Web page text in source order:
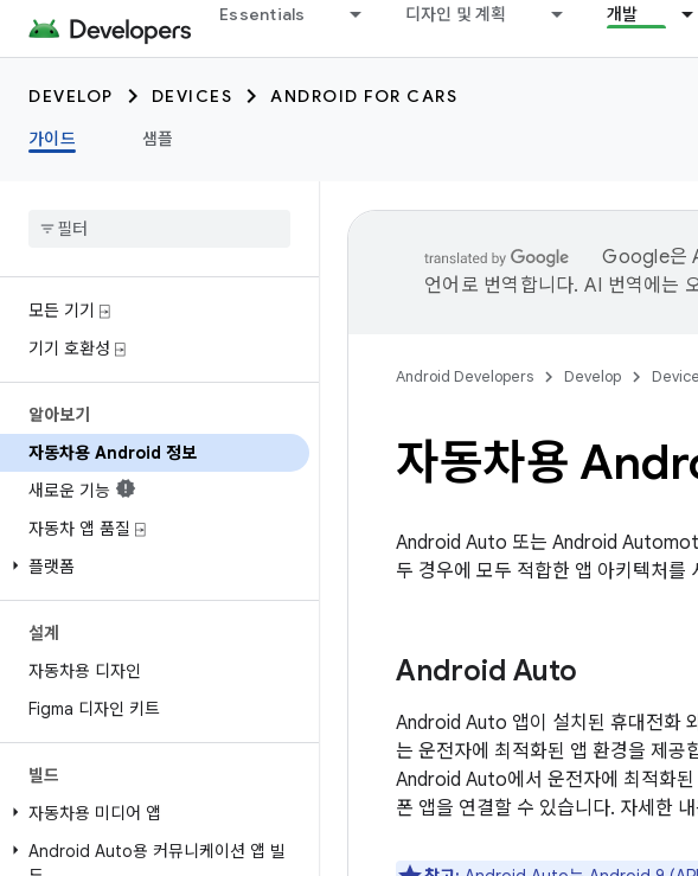
Essentials 디자인 및 계획 개발
DEVELOP DEVICES
ANDROID FOR CARS
가이드
샘플
모든 기기 ⍈
기기 호환성 ⍈
알아보기
자동차용 Android 정보
새로운 기능
자동차 앱 품질 ⍈
플랫폼
설계
자동차용 디자인
Figma 디자인 키트
빌드
자동차용 미디어 앱
Android Auto용 커뮤니케이션 앱 빌
Google은
언어로 번역합니다. AI 번역에는
Android Developers Develop
자동차용
Android Auto 또는 Android
두 경우에 모두 적합한 앱 아키텍처를
Android Auto
Android Auto 앱이 설치된 휴대전화
는 운전자에 최적화된 앱 환경을 제공
Android Auto에서 운전자에 최적화
폰 앱을 연결할 수 있습니다. 자세한